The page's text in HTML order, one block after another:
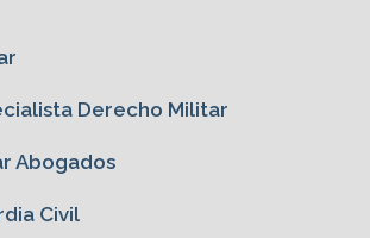
Derecho Militar
Abogados
Civil